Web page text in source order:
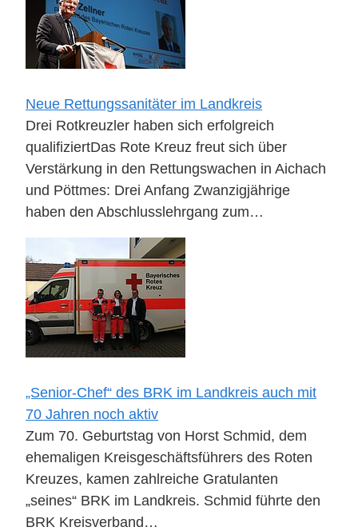
Neue Rettungssanitäter im Landkreis
Drei Rotkreuzler haben sich erfolgreich
qualifiziertDas Rote Kreuz freut sich über
Verstärkung in den Rettungswachen in Aichach
und Pöttmes: Drei Anfang Zwanzigjährige
haben den Abschlusslehrgang zum…
„Senior-Chef“ des BRK im Landkreis auch mit
70 Jahren noch aktiv
Zum 70. Geburtstag von Horst Schmid, dem
ehemaligen Kreisgeschäftsführers des Roten
Kreuzes, kamen zahlreiche Gratulanten
„seines“ BRK im Landkreis. Schmid führte den
BRK Kreisverband…